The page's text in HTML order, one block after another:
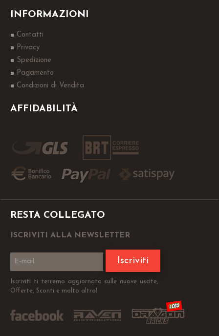
INFORMAZIONI
Contatti
Privacy
Spedizione
Pagamento
Condizioni di Vendita
AFFIDABILITÀ
RESTA COLLEGATO
ISCRIVITI ALLA NEWSLETTER
Iscriviti
Iscriviti ti terremo aggiornato sulle nuove uscite,
Offerte, Sconti e molto altro!